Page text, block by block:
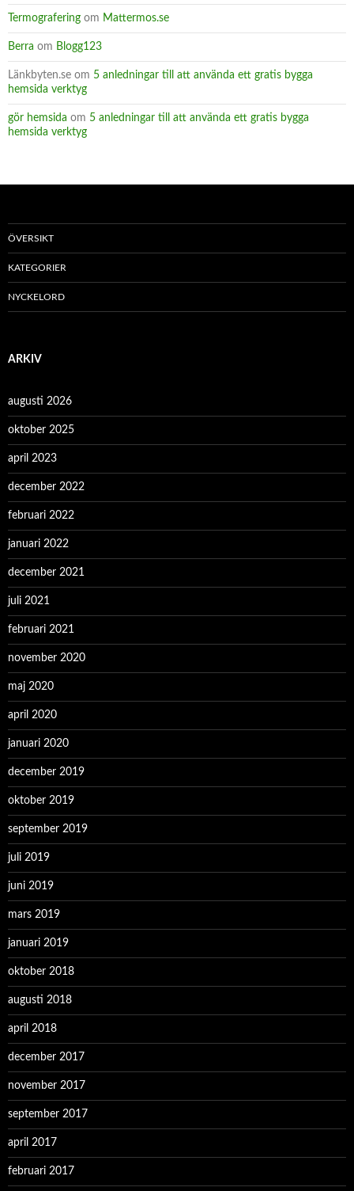
Termografering om Mattermos.se
Berra om Blogg123
Länkbyten.se om 5 anledningar till att använda ett gratis bygga
hemsida verktyg
gör hemsida om 5 anledningar till att använda ett gratis bygga
hemsida verktyg
ÖVERSIKT
KATEGORIER
NYCKELORD
ARKIV
augusti 2026
oktober 2025
april 2023
december 2022
februari 2022
januari 2022
december 2021
juli 2021
februari 2021
november 2020
maj 2020
april 2020
januari 2020
december 2019
oktober 2019
september 2019
juli 2019
juni 2019
mars 2019
januari 2019
oktober 2018
augusti 2018
april 2018
december 2017
november 2017
september 2017
april 2017
februari 2017